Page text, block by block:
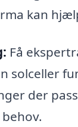
kan
Få
solceller
der